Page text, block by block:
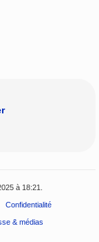
à 18:21.
Confidentialité
& médias